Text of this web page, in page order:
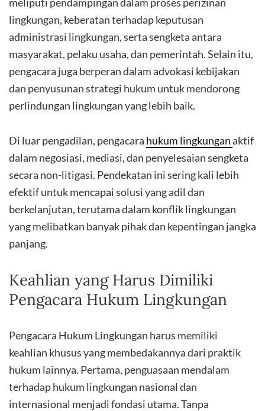
lingkungan, keberatan terhadap keputusan
administrasi lingkungan, serta sengketa antara
masyarakat, pelaku usaha, dan pemerintah. Selain itu,
pengacara juga berperan dalam advokasi kebijakan
dan penyusunan strategi hukum untuk mendorong
perlindungan lingkungan yang lebih baik.
Di luar pengadilan, pengacara hukum lingkunganaktif
dalam negosiasi, mediasi, dan penyelesaian sengketa
secara non-litigasi. Pendekatan ini sering kali lebih
efektif untuk mencapai solusi yang adil dan
berkelanjutan, terutama dalam konflik lingkungan
yang melibatkan banyak pihak dan kepentingan jangka
panjang.
Keahlian yang Harus Dimiliki
Pengacara Hukum Lingkungan
Pengacara Hukum Lingkungan harus memiliki
keahlian khusus yang membedakannya dari praktik
hukum lainnya. Pertama, penguasaan mendalam
terhadap hukum lingkungan nasional dan
internasional menjadi fondasi utama. Tanpa